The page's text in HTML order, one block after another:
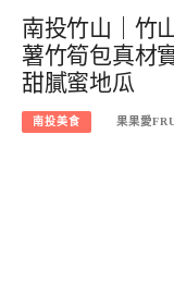
南投竹山｜竹
薯竹筍包真材
甜膩蜜地瓜
南投美食 果果愛